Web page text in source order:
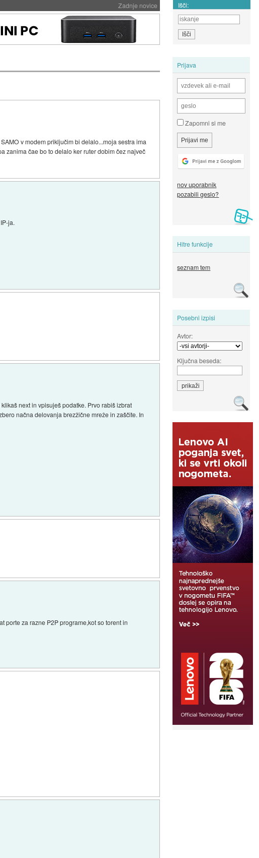
Zadnje novice Išči:
Prijava
Zapomni si me
nov uporabnik
pozabili geslo?
Hitre funkcije
seznam tem
Posebni izpisi
Avtor:
Ključna beseda:
v modem priključim bi delalo...moja sestra ima
zanima čae bo to delalo ker ruter dobim čez največ
ja.
next in vpisuješ podatke. Prvo rabiš izbrat
načna delovanja brezžične mreže in zaščite. In
porte za razne P2P programe,kot so torent in